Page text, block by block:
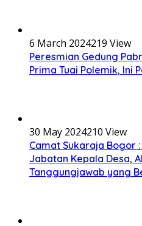
6 March 2024219 View
Peresmian Gedung
Prima Tuai Polemik, Ini
30 May 2024210 View
Camat Sukaraja Bogor
Jabatan Kepala Desa,
Tanggungjawab yang